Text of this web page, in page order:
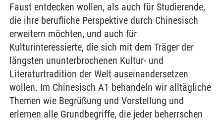
Faust entdecken wollen, als auch für Studierende,
die ihre berufliche Perspektive durch Chinesisch
erweitern möchten, und auch für
Kulturinteressierte, die sich mit dem Träger der
längsten ununterbrochenen Kultur- und
Literaturtradition der Welt auseinandersetzen
wollen. Im Chinesisch A1 behandeln wir alltägliche
Themen wie Begrüßung und Vorstellung und
erlernen alle Grundbegriffe, die jeder beherrschen